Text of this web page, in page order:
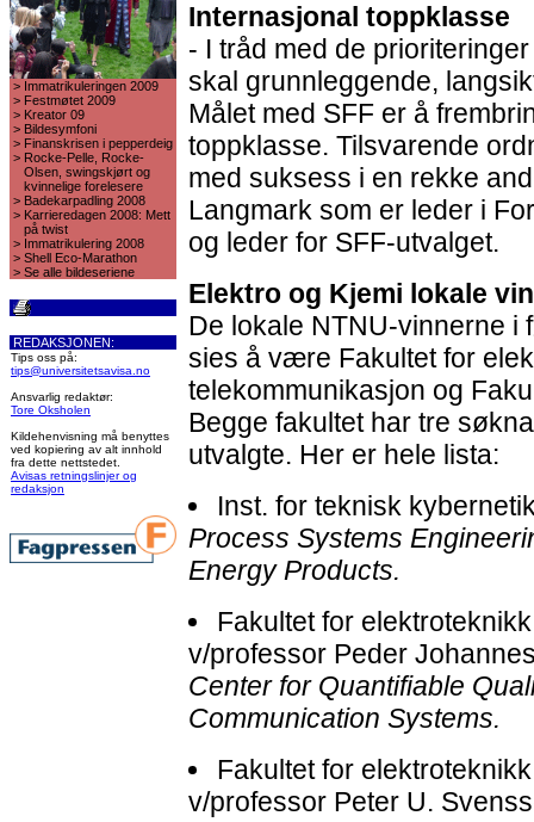
> Immatrikuleringen 2009
> Festmøtet 2009
> Kreator 09
> Bildesymfoni
> Finanskrisen i pepperdeig
> Rocke-Pelle, Rocke-
Olsen, swingskjørt og
kvinnelige forelesere
> Badekarpadling 2008
> Karrieredagen 2008: Mett
på twist
> Immatrikulering 2008
> Shell Eco-Marathon
> Se alle bildeseriene
REDAKSJONEN:
Tips oss på:
tips@universitetsavisa.no
Ansvarlig redaktør:
Tore Oksholen
Kildehenvisning må benyttes
ved kopiering av alt innhold
fra dette nettstedet.
Avisas retningslinjer og
redaksjon
Internasjonal toppklasse
- I tråd med de
skal grunnleggende,
Målet med SFF er å
toppklasse. Tilsvarende
med suksess i en rekke
Langmark som er leder i
og leder for SFF-utvalget.
Elektro og Kjemi lokale
De lokale NTNU-vinnerne i
sies å være Fakultet for
telekommunikasjon og
Begge fakultet har tre
utvalgte. Her er hele lista:
Inst. for teknisk
Process Systems
Energy Products.
Fakultet for
v/professor Peder
Center for Quantifiable
Communication Systems.
Fakultet for
v/professor Peter U.